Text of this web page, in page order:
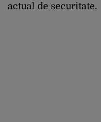
actual de securitate.